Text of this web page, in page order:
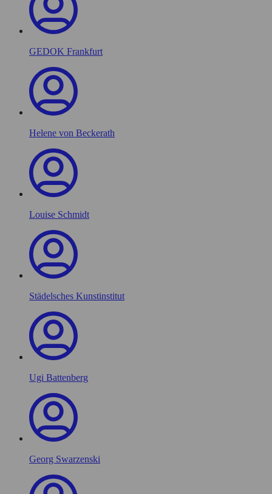
GEDOK Frankfurt
Helene von Beckerath
Louise Schmidt
Städelsches Kunstinstitut
Ugi Battenberg
Georg Swarzenski